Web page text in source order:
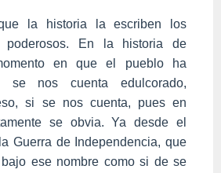
la historia la escriben los
poderosos. En la historia de
en que el pueblo ha
nos cuenta edulcorado,
si se nos cuenta, pues en
se obvia. Ya desde el
Guerra de Independencia, que
ese nombre como si de se